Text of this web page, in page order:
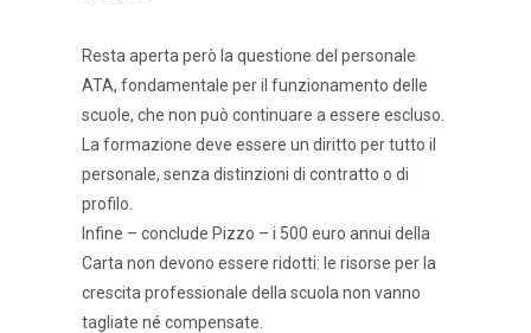
Resta aperta però la questione del personale
ATA, fondamentale per il funzionamento delle
scuole, che non può continuare a essere escluso.
La formazione deve essere un diritto per tutto il
personale, senza distinzioni di contratto o di
profilo.
Infine – conclude Pizzo – i 500 euro annui della
Carta non devono essere ridotti: le risorse per la
crescita professionale della scuola non vanno
tagliate né compensate.